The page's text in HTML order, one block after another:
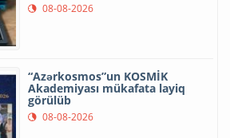
08-08-2026
“Azərkosmos”un KOSMİK
Akademiyası mükafata layiq
görülüb
08-08-2026